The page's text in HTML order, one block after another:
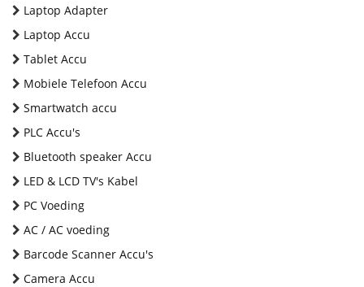
Laptop Adapter
Laptop Accu
Tablet Accu
Mobiele Telefoon Accu
Smartwatch accu
PLC Accu's
Bluetooth speaker Accu
LED & LCD TV's Kabel
PC Voeding
AC / AC voeding
Barcode Scanner Accu's
Camera Accu